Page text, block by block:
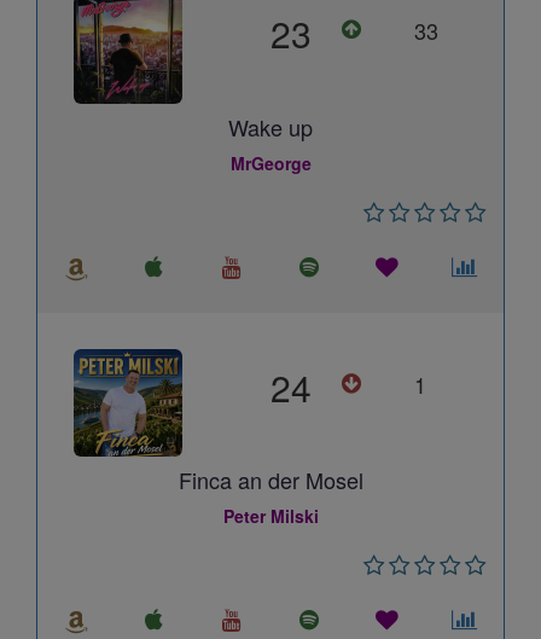
23 33
Wake up
MrGeorge
24 1
Finca an der Mosel
Peter Milski